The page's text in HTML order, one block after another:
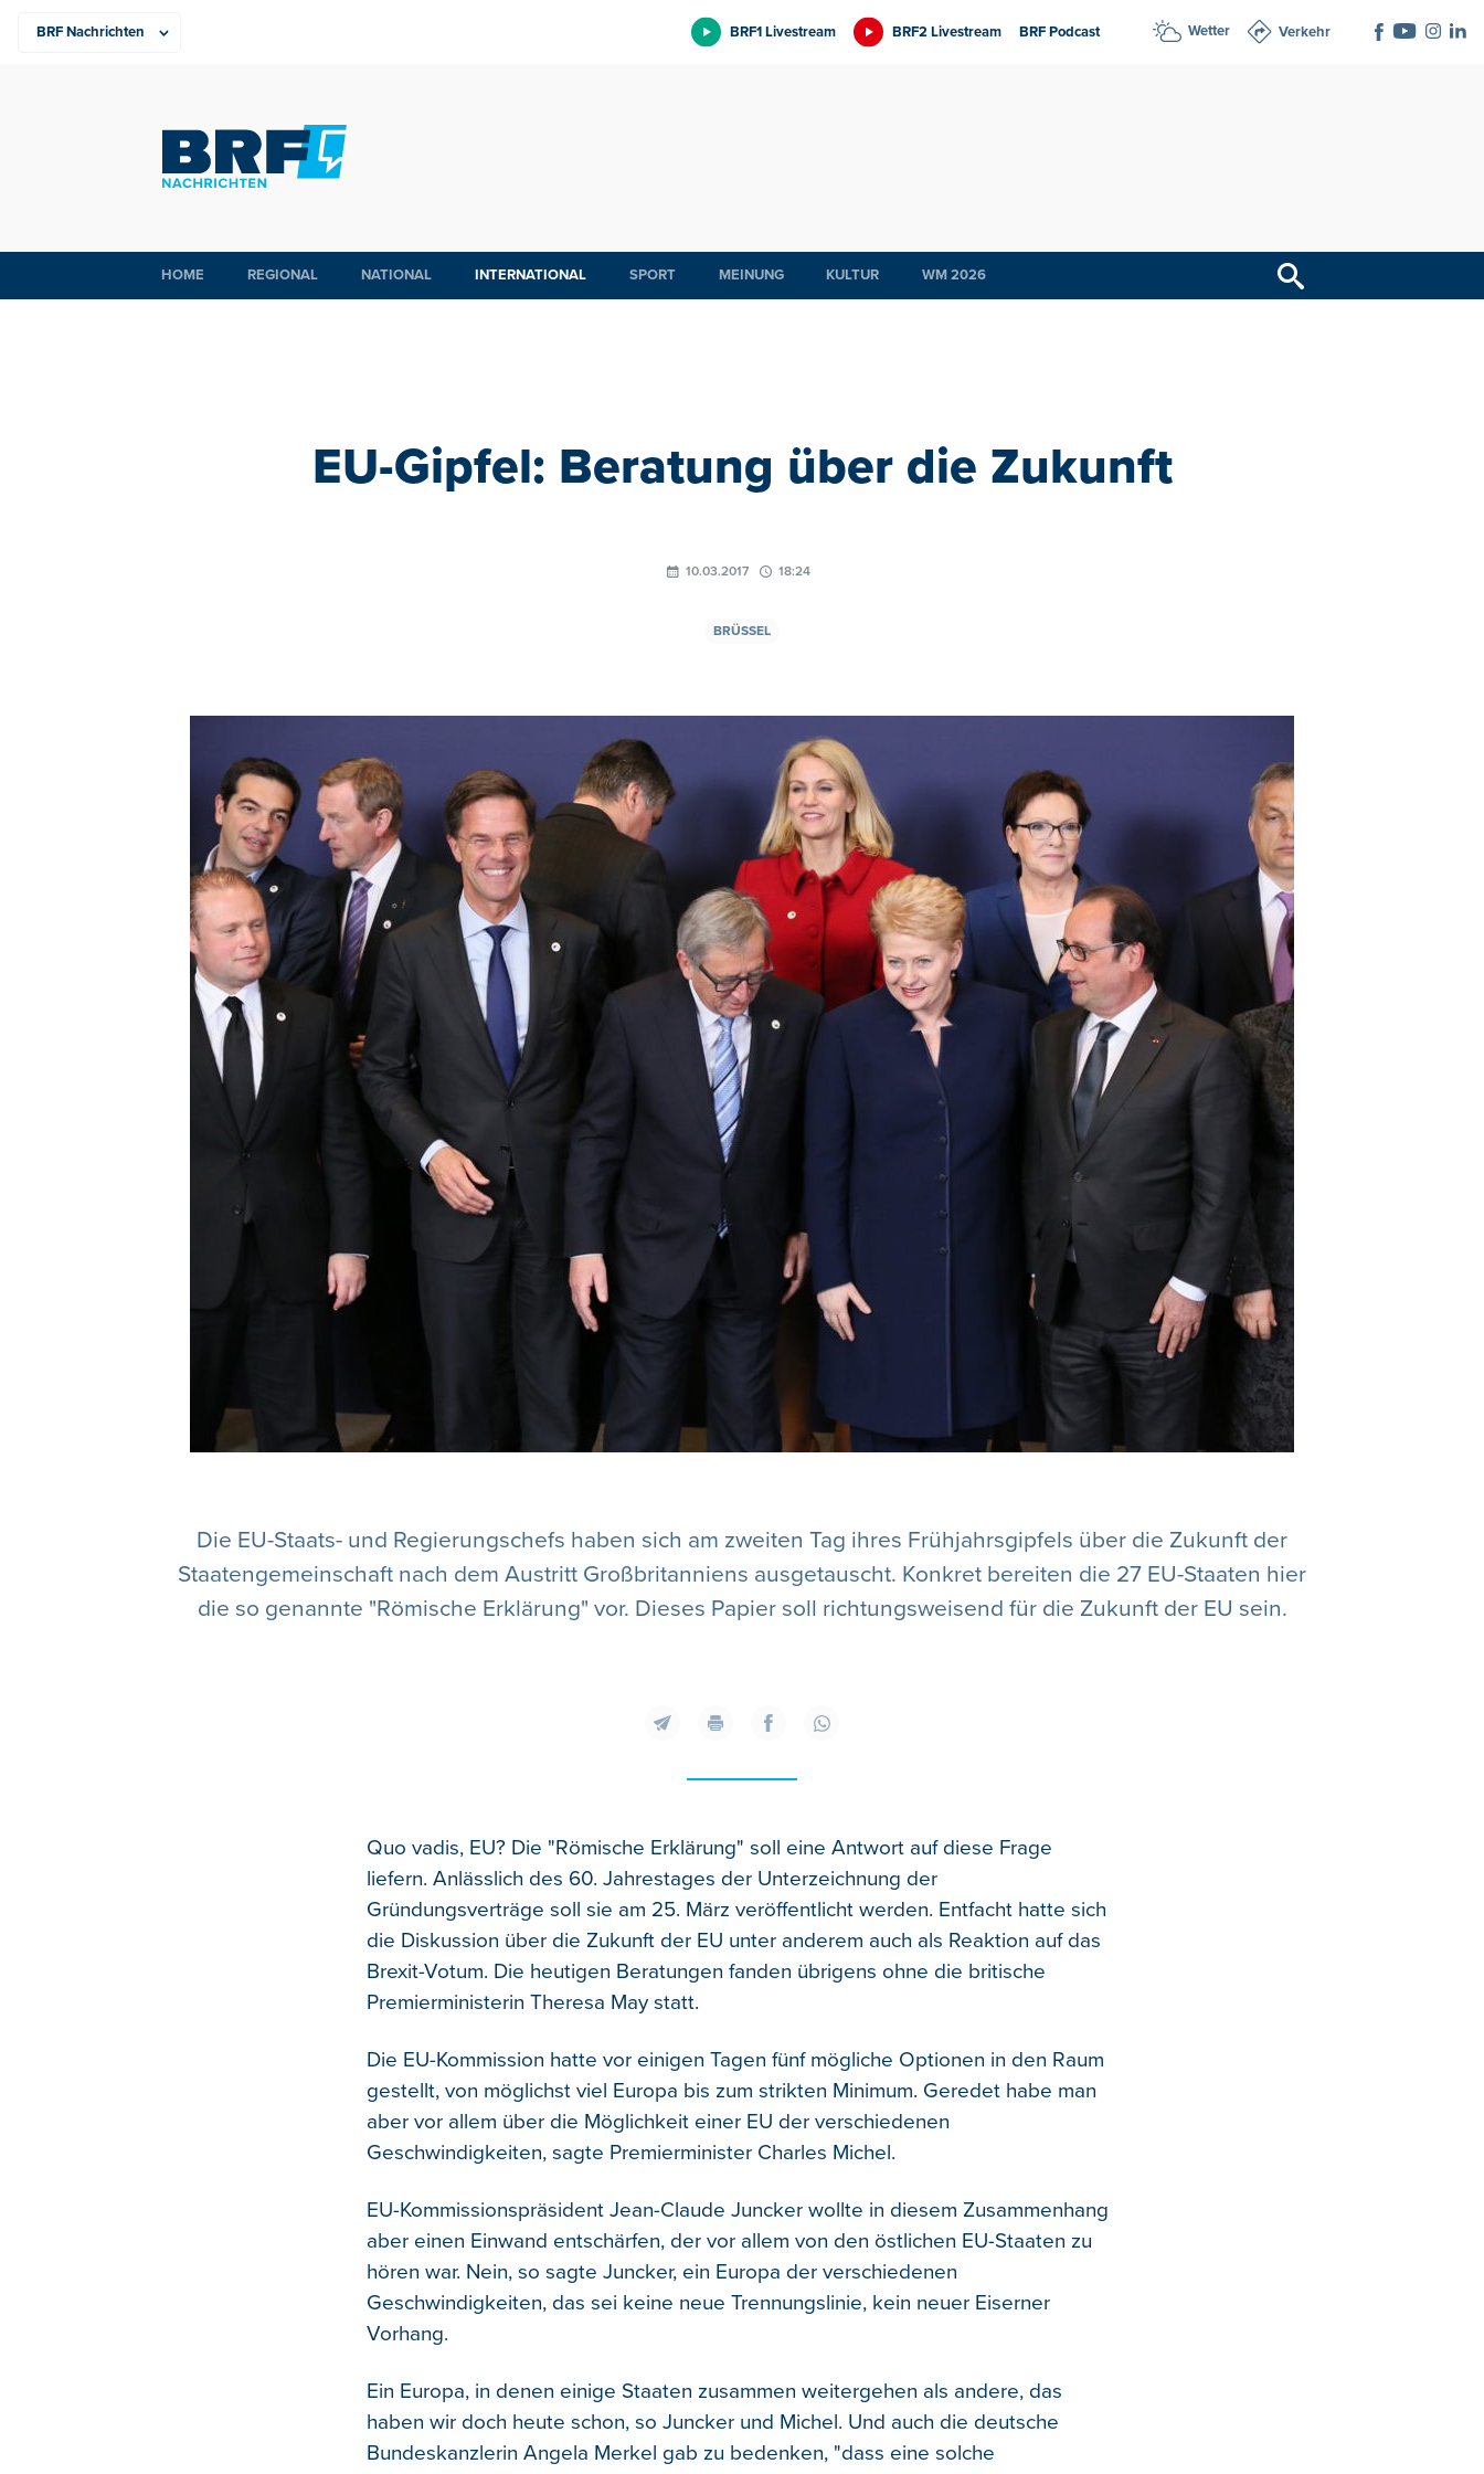
BRF1 Livestream BRF2 Livestream BRF Podcast Wetter Verkehr
HOME REGIONAL NATIONAL INTERNATIONAL SPORT MEINUNG KULTUR WM 2026
EU-Gipfel: Beratung über die Zukunft
10.03.2017 18:24
BRÜSSEL
Die EU-Staats- und Regierungschefs haben sich am zweiten Tag ihres Frühjahrsgipfels über die Zukunft der
Staatengemeinschaft nach dem Austritt Großbritanniens ausgetauscht. Konkret bereiten die 27 EU-Staaten hier
die so genannte "Römische Erklärung" vor. Dieses Papier soll richtungsweisend für die Zukunft der EU sein.
Quo vadis, EU? Die "Römische Erklärung" soll eine Antwort auf diese Frage
liefern. Anlässlich des 60. Jahrestages der Unterzeichnung der
Gründungsverträge soll sie am 25. März veröffentlicht werden. Entfacht hatte sich
die Diskussion über die Zukunft der EU unter anderem auch als Reaktion auf das
Brexit-Votum. Die heutigen Beratungen fanden übrigens ohne die britische
Premierministerin Theresa May statt.
Die EU-Kommission hatte vor einigen Tagen fünf mögliche Optionen in den Raum
gestellt, von möglichst viel Europa bis zum strikten Minimum. Geredet habe man
aber vor allem über die Möglichkeit einer EU der verschiedenen
Geschwindigkeiten, sagte Premierminister Charles Michel.
EU-Kommissionspräsident Jean-Claude Juncker wollte in diesem Zusammenhang
aber einen Einwand entschärfen, der vor allem von den östlichen EU-Staaten zu
hören war. Nein, so sagte Juncker, ein Europa der verschiedenen
Geschwindigkeiten, das sei keine neue Trennungslinie, kein neuer Eiserner
Vorhang.
Ein Europa, in denen einige Staaten zusammen weitergehen als andere, das
haben wir doch heute schon, so Juncker und Michel. Und auch die deutsche
Bundeskanzlerin Angela Merkel gab zu bedenken, "dass eine solche